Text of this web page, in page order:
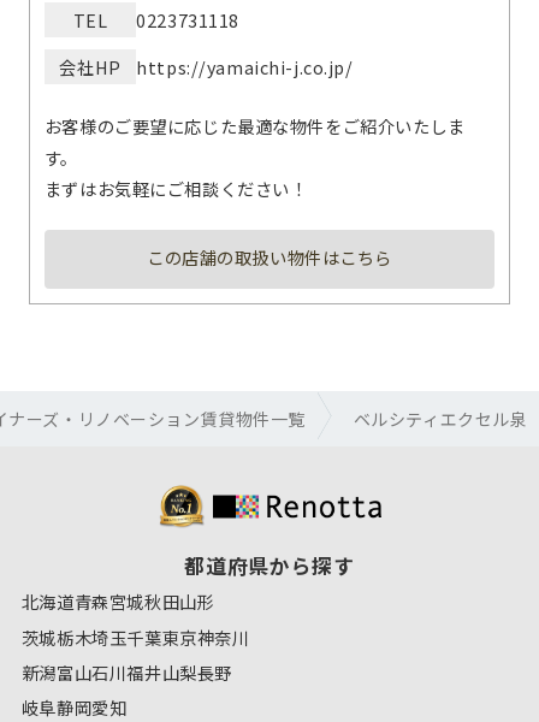
TEL
0223731118
会社HP
https://yamaichi-j.co.jp/
お客様のご要望に応じた最適な物件をご紹介いたしま
す。
まずはお気軽にご相談ください！
この店舗の取扱い物件はこちら
ナーズ・リノベーション賃貸物件一覧 ベルシティエクセル泉
都道府県から探す
北海道青森宮城秋田山形
茨城栃木埼玉千葉東京神奈川
新潟富山石川福井山梨長野
岐阜静岡愛知